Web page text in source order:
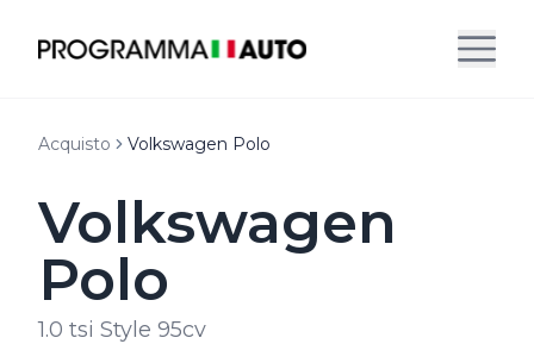
Acquisto Volkswagen Polo
Volkswagen
Polo
1.0 tsi Style 95cv